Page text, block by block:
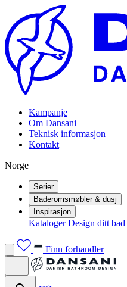
Kampanje
Om Dansani
Teknisk informasjon
Kontakt
Norge
Serier
Baderomsmøbler & dusj
Inspirasjon
Kataloger Design ditt bad
Finn forhandler